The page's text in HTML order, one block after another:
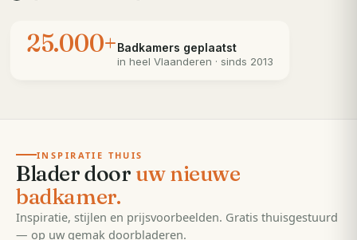
25.000+Badkamers geplaatst
in heel Vlaanderen · sinds 2013
EDITIE2026· 55 pagina's
INSPIRATIE THUIS
Blader door uw nieuwe
badkamer.
Inspiratie, stijlen en prijsvoorbeelden. Gratis thuisgestuurd
— op uw gemak doorbladeren.